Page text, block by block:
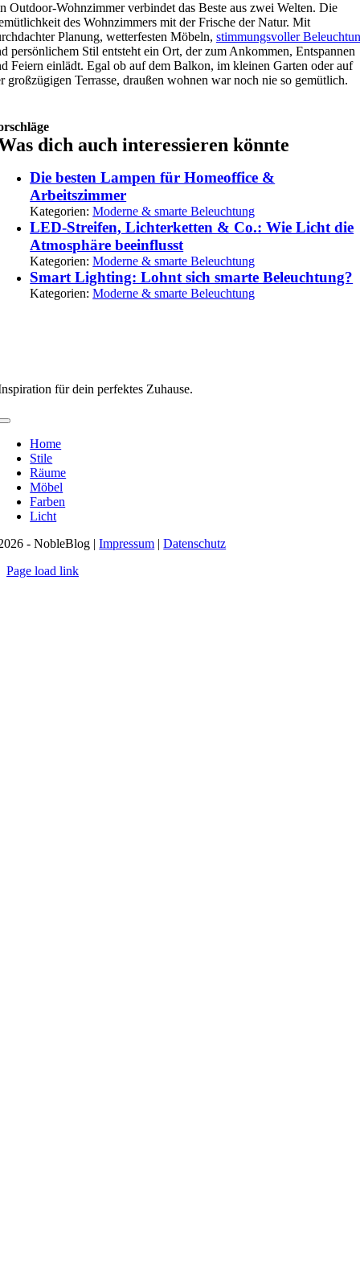
Outdoor-Wohnzimmer verbindet das Beste aus zwei Welten. Die
des Wohnzimmers mit der Frische der Natur. Mit
Planung, wetterfesten Möbeln, stimmungsvoller
persönlichem Stil entsteht ein Ort, der zum Ankommen, Entspannen
Feiern einlädt. Egal ob auf dem Balkon, im kleinen Garten oder auf
großzügigen Terrasse, draußen wohnen war noch nie so gemütlich.
dich auch interessieren könnte
Die besten Lampen für Homeoffice &
Arbeitszimmer
Kategorien:Moderne & smarte Beleuchtung
LED-Streifen, Lichterketten & Co.: Wie Licht die
Atmosphäre beeinflusst
Kategorien:Moderne & smarte Beleuchtung
Smart Lighting: Lohnt sich smarte Beleuchtung?
Kategorien:Moderne & smarte Beleuchtung
für dein perfektes Zuhause.
Toggle
NavigationHome
Stile
Räume
Möbel
Farben
Licht
- NobleBlog |Impressum |Datenschutz
Page load link